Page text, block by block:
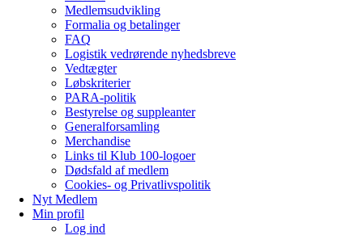
Medlemsudvikling
Formalia og betalinger
FAQ
Logistik vedrørende nyhedsbreve
Vedtægter
Løbskriterier
PARA-politik
Bestyrelse og suppleanter
Generalforsamling
Merchandise
Links til Klub 100-logoer
Dødsfald af medlem
Cookies- og Privatlivspolitik
Nyt Medlem
Min profil
Log ind